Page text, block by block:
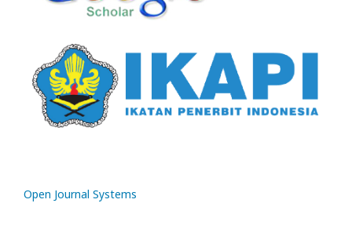
Open Journal Systems